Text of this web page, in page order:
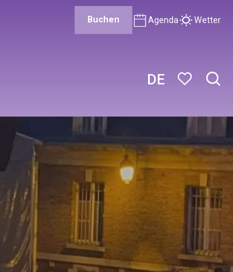
DE
Buchen Agenda Wetter